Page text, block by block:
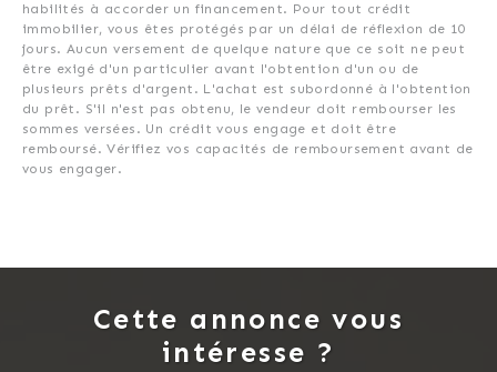
habilités à accorder un financement. Pour tout crédit
immobilier, vous êtes protégés par un délai de réflexion de 10
jours. Aucun versement de quelque nature que ce soit ne peut
être exigé d'un particulier avant l'obtention d'un ou de
plusieurs prêts d'argent. L'achat est subordonné à l'obtention
du prêt. S'il n'est pas obtenu, le vendeur doit rembourser les
sommes versées. Un crédit vous engage et doit être
remboursé. Vérifiez vos capacités de remboursement avant de
vous engager.
Cette annonce vous
intéresse ?